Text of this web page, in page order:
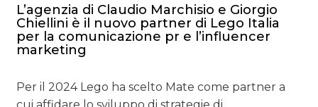
PREVISIONI/SCENARI
TREND
L’agenzia di Claudio Marchisio e Giorgio
Chiellini è il nuovo partner di Lego Italia
per la comunicazione pr e l’influencer
marketing
Per il 2024 Lego ha scelto Mate come partner a